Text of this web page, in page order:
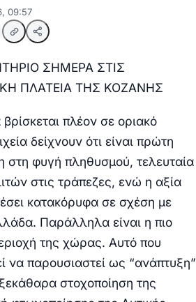
09:57
ΣΗΜΕΡΑ ΣΤΙΣ
ΠΛΑΤΕΙΑ ΤΗΣ ΚΟΖΑΝΗΣ
πλέον σε οριακό
δείχνουν ότι είναι πρώτη
στη φυγή πληθυσμού, τελευταία
στις τράπεζες, ενώ η αξία
κατακόρυφα σε σχέση με
Παράλληλα είναι η πιο
της χώρας. Αυτό που
να παρουσιαστεί ως “ανάπτυξη”
στοχοποίηση της